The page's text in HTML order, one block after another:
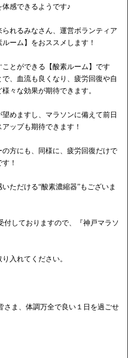
感できるようです♪
れるみなさん、運営ボランティア
ーム】をおススメします！
とができる【酸素ルーム】です
、血流も良くなり、疲労回復や自
々な効果が期待できます。
めますし、マラソンに備えて前日
ップも期待できます！
方にも、同様に、疲労回復だけで
！
ただける“酸素濃縮器”もございま
付しておりますので、『神戸マラソ
入れてください。
さま、体調万全で良い１日を過ごせ